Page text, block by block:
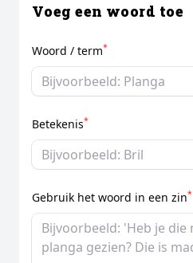
Voeg een woord toe
Woord / term*
Betekenis*
Gebruik het woord in een zin*